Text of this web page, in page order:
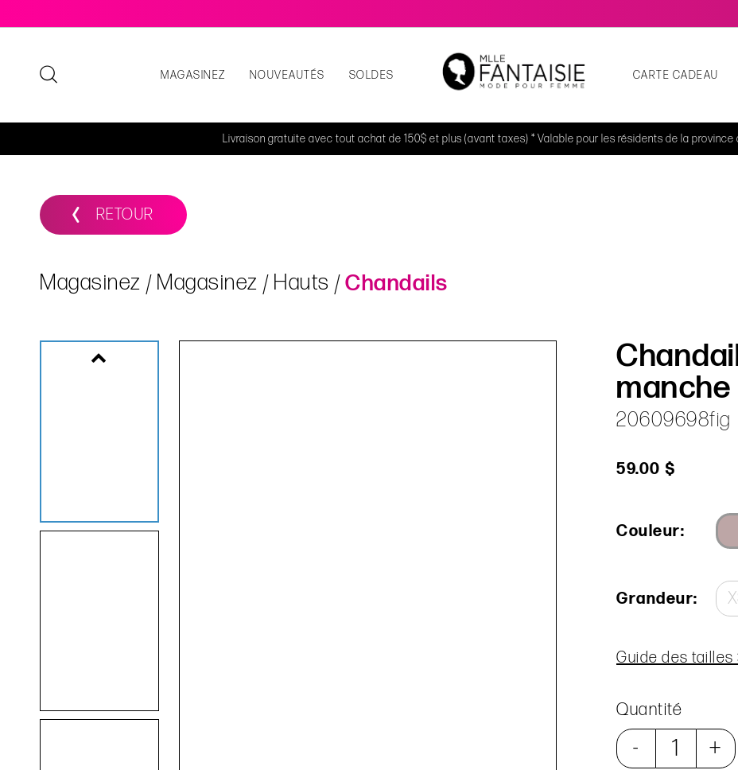
MAGASINEZ NOUVEAUTÉS SOLDES CARTE CADEAU
Livraison gratuite avec tout achat de 150$ et plus (avant taxes) * Valable pour les résidents de la
RETOUR
Magasinez Magasinez Hauts Chandails
20609698fig
59.00 $
Couleur:
Grandeur:
Guide des tailles
Quantité
- +